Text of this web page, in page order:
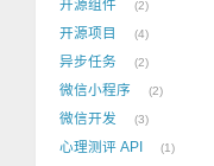
开源组件 2
开源项目 4
异步任务 2
微信小程序 2
微信开发 3
心理测评 API 1